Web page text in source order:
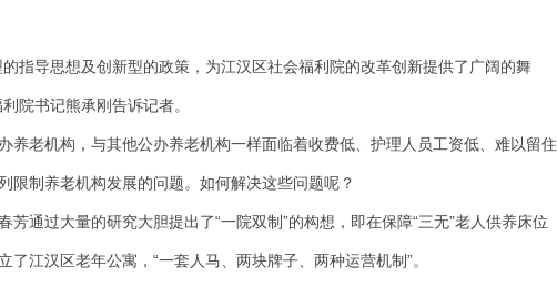
指导思想及创新型的政策，为江汉区社会福利院的改革创新提供了广阔的舞
院书记熊承刚告诉记者。
养老机构，与其他公办养老机构一样面临着收费低、护理人员工资低、难以留住
限制养老机构发展的问题。如何解决这些问题呢？
芳通过大量的研究大胆提出了“一院双制”的构想，即在保障“三无”老人供养床位
了江汉区老年公寓，“一套人马、两块牌子、两种运营机制”。